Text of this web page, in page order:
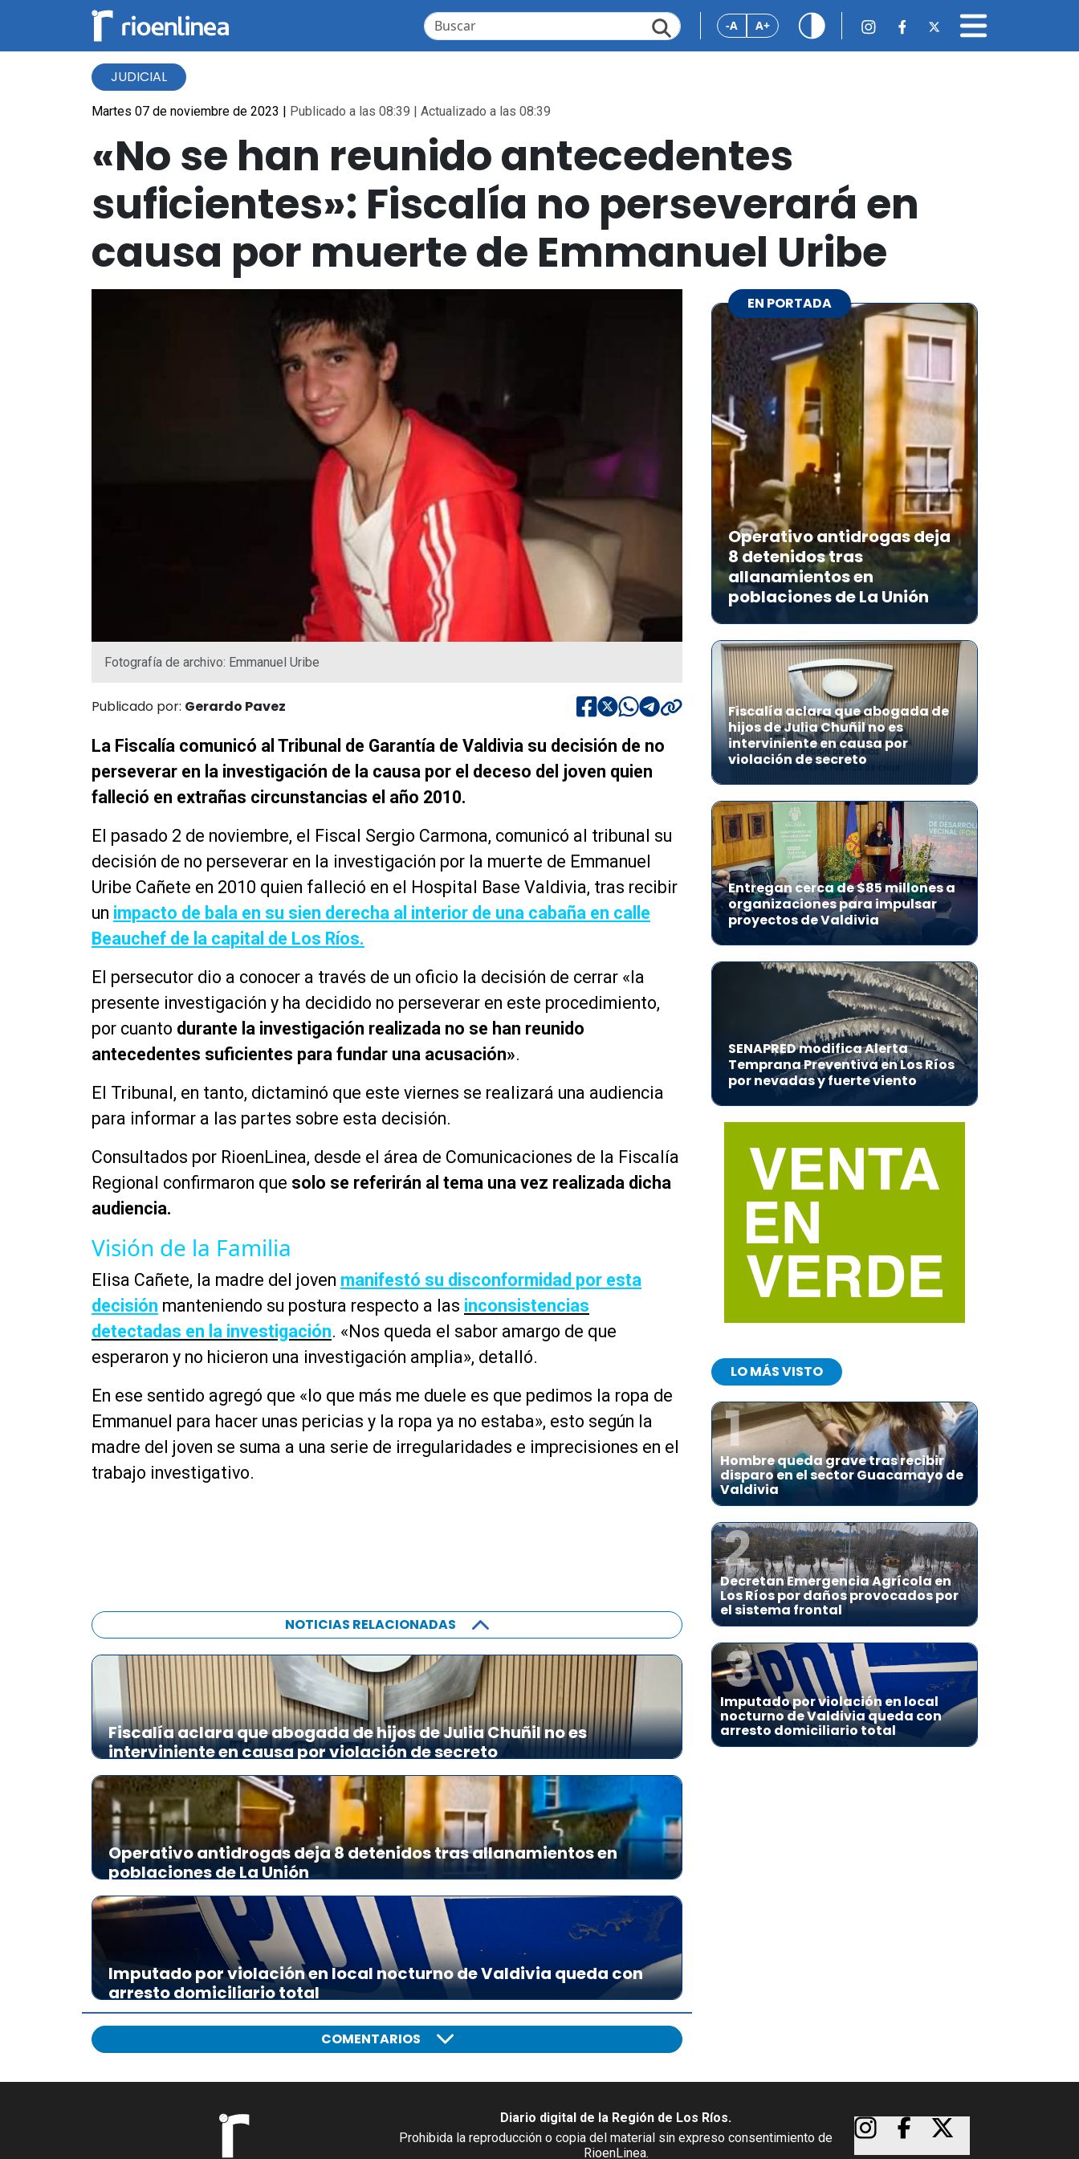
-A A+
JUDICIAL
Martes 07 de noviembre de 2023 | Publicado a las 08:39 | Actualizado a las 08:39
«No se han reunido antecedentes
suficientes»: Fiscalía no perseverará en
causa por muerte de Emmanuel Uribe
Fotografía de archivo: Emmanuel Uribe
Publicado por: Gerardo Pavez
La Fiscalía comunicó al Tribunal de Garantía de Valdivia su decisión de no
perseverar en la investigación de la causa por el deceso del joven quien
falleció en extrañas circunstancias el año 2010.
El pasado 2 de noviembre, el Fiscal Sergio Carmona, comunicó al tribunal su
decisión de no perseverar en la investigación por la muerte de Emmanuel
Uribe Cañete en 2010 quien falleció en el Hospital Base Valdivia, tras recibir
un impacto de bala en su sien derecha al interior de una cabaña en calle
Beauchef de la capital de Los Ríos.
El persecutor dio a conocer a través de un oficio la decisión de cerrar «la
presente investigación y ha decidido no perseverar en este procedimiento,
por cuanto durante la investigación realizada no se han reunido
antecedentes suficientes para fundar una acusación».
El Tribunal, en tanto, dictaminó que este viernes se realizará una audiencia
para informar a las partes sobre esta decisión.
Consultados por RioenLinea, desde el área de Comunicaciones de la Fiscalía
Regional confirmaron que solo se referirán al tema una vez realizada dicha
audiencia.
Visión de la Familia
Elisa Cañete, la madre del joven manifestó su disconformidad por esta
decisión manteniendo su postura respecto a las inconsistencias
detectadas en la investigación. «Nos queda el sabor amargo de que
esperaron y no hicieron una investigación amplia», detalló.
En ese sentido agregó que «lo que más me duele es que pedimos la ropa de
Emmanuel para hacer unas pericias y la ropa ya no estaba», esto según la
madre del joven se suma a una serie de irregularidades e imprecisiones en el
trabajo investigativo.
NOTICIAS RELACIONADAS
Fiscalía aclara que abogada de hijos de Julia Chuñil no es
interviniente en causa por violación de secreto
Operativo antidrogas deja 8 detenidos tras allanamientos en
poblaciones de La Unión
Imputado por violación en local nocturno de Valdivia queda con
arresto domiciliario total
COMENTARIOS
EN PORTADA
Operativo antidrogas deja
8 detenidos tras
allanamientos en
poblaciones de La Unión
Fiscalía aclara que abogada de
hijos de Julia Chuñil no es
interviniente en causa por
violación de secreto
Entregan cerca de $85 millones a
organizaciones para impulsar
proyectos de Valdivia
SENAPRED modifica Alerta
Temprana Preventiva en Los Ríos
por nevadas y fuerte viento
LO MÁS VISTO
1
Hombre queda grave tras recibir
disparo en el sector Guacamayo de
Valdivia
2
Decretan Emergencia Agrícola en
Los Ríos por daños provocados por
el sistema frontal
3
Imputado por violación en local
nocturno de Valdivia queda con
arresto domiciliario total
Diario digital de la Región de Los Ríos.
Prohibida la reproducción o copia del material sin expreso consentimiento de
RioenLinea.